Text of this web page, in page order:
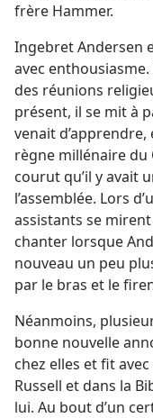
frère Hammer.
Ingebret Andersen
avec
des réunions
présent, il se mit à
venait
règne millénaire
courut qu’il y avait
l’assemblée. Lors
assistants se
chanter lorsque
nouveau un peu
par le bras et le
Néanmoins,
bonne nouvelle
chez elles et fit
Russell et dans la
lui. Au bout d’un